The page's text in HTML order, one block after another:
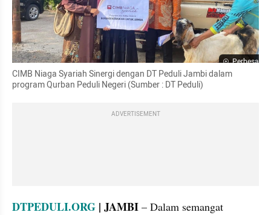
Perbesar
CIMB Niaga Syariah Sinergi dengan DT Peduli Jambi dalam
program Qurban Peduli Negeri (Sumber : DT Peduli)
ADVERTISEMENT
DTPEDULI.ORG | JAMBI – Dalam semangat